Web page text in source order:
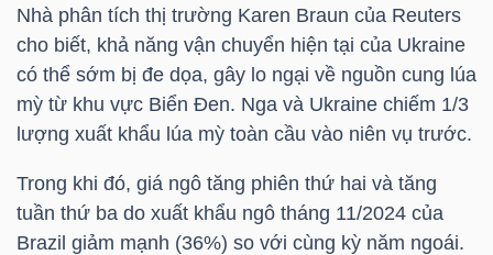
Nhà phân tích thị trường Karen Braun của Reuters
cho biết, khả năng vận chuyển hiện tại của Ukraine
có thể sớm bị đe dọa, gây lo ngại về nguồn cung lúa
mỳ từ khu vực Biển Đen. Nga và Ukraine chiếm 1/3
lượng xuất khẩu lúa mỳ toàn cầu vào niên vụ trước.
Trong khi đó, giá ngô tăng phiên thứ hai và tăng
tuần thứ ba do xuất khẩu ngô tháng 11/2024 của
Brazil giảm mạnh (36%) so với cùng kỳ năm ngoái.
SINH
TRÁI
PHIẾU
CÔNG